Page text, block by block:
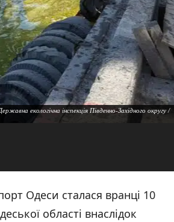
екологічна інспекція Південно-Західного округу /
Одеси сталася вранці 10
області внаслідок